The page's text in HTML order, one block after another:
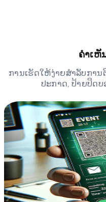
ຄຳເຫັ
ການເຮັດໃຫ້ງ່າຍສຳລັບກາ
ປະກາດ, ປ້າຍປິດ